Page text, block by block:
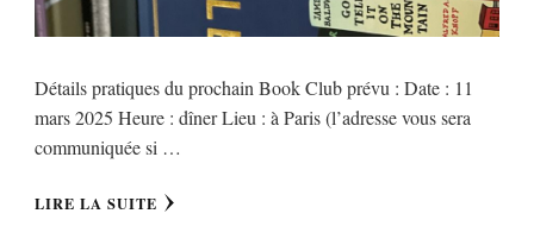
Détails pratiques du prochain Book Club prévu : Date : 11
mars 2025 Heure : dîner Lieu : à Paris (l’adresse vous sera
communiquée si …
LIRE LA SUITE